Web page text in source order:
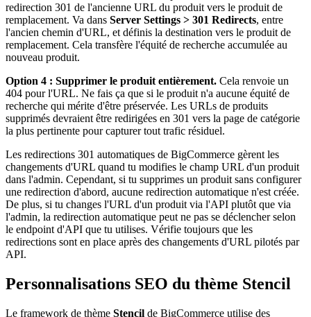
redirection 301 de l'ancienne URL du produit vers le produit de
remplacement. Va dans Server Settings > 301 Redirects, entre
l'ancien chemin d'URL, et définis la destination vers le produit de
remplacement. Cela transfère l'équité de recherche accumulée au
nouveau produit.
Option 4 : Supprimer le produit entièrement. Cela renvoie un
404 pour l'URL. Ne fais ça que si le produit n'a aucune équité de
recherche qui mérite d'être préservée. Les URLs de produits
supprimés devraient être redirigées en 301 vers la page de catégorie
la plus pertinente pour capturer tout trafic résiduel.
Les redirections 301 automatiques de BigCommerce gèrent les
changements d'URL quand tu modifies le champ URL d'un produit
dans l'admin. Cependant, si tu supprimes un produit sans configurer
une redirection d'abord, aucune redirection automatique n'est créée.
De plus, si tu changes l'URL d'un produit via l'API plutôt que via
l'admin, la redirection automatique peut ne pas se déclencher selon
le endpoint d'API que tu utilises. Vérifie toujours que les
redirections sont en place après des changements d'URL pilotés par
API.
Personnalisations SEO du thème Stencil
Le framework de thème Stencil de BigCommerce utilise des